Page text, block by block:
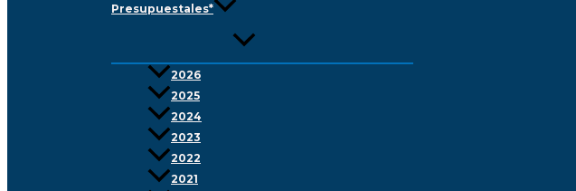
Presupuestales*
2026
2025
2024
2023
2022
2021